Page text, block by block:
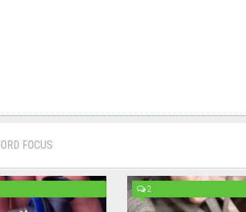
FOCUS
2